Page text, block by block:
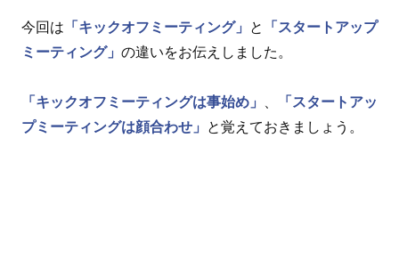
今回は 「キックオフミーティング」 と
「スタートアップ
ミーティング」 の違いをお伝えしました。
「キックオフミーティングは事始め」
「スタートアッ
プミーティングは顔合わせ」
と覚えておきましょう。